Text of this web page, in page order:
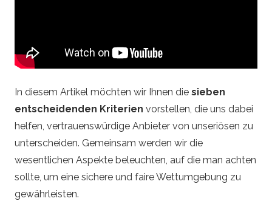
–
F
o
o
t
In diesem Artikel möchten wir Ihnen die sieben
entscheidenden Kriterien vorstellen, die uns dabei
helfen, vertrauenswürdige Anbieter von unseriösen zu
unterscheiden. Gemeinsam werden wir die
wesentlichen Aspekte beleuchten, auf die man achten
sollte, um eine sichere und faire Wettumgebung zu
gewährleisten.